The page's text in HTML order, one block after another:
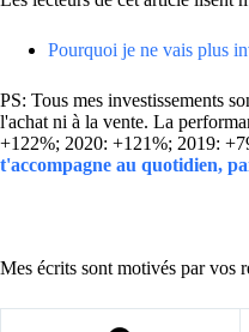
Pourquoi je ne vais plus
PS: Tous mes investissements
l'achat ni à la vente. La
+122%; 2020: +121%; 2019:
t'accompagne au quotidien,
Mes écrits sont motivés par vos